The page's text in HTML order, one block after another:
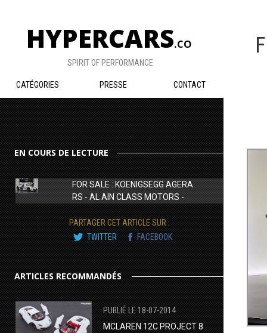
HYPERCARS.CO
SPIRIT OF PERFORMANCE
CATÉGORIES PRESSE CONTACT
EN COURS DE LECTURE
FOR SALE : KOENIGSEGG AGERA
RS - AL AIN CLASS MOTORS -
PARTAGER CET ARTICLE SUR :
TWITTER
FACEBOOK
ARTICLES RECOMMANDÉS
PUBLIÉ LE 18-07-2014
MCLAREN 12C PROJECT 8